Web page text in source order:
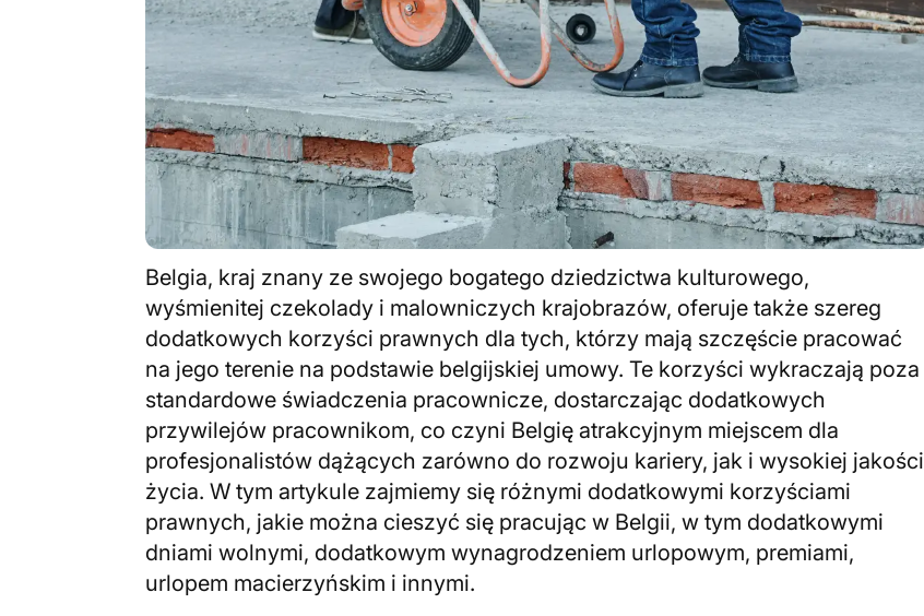
Belgia, kraj znany ze swojego bogatego dziedzictwa kulturowego,
wyśmienitej czekolady i malowniczych krajobrazów, oferuje także szereg
dodatkowych korzyści prawnych dla tych, którzy mają szczęście pracować
na jego terenie na podstawie belgijskiej umowy. Te korzyści wykraczają poza
standardowe świadczenia pracownicze, dostarczając dodatkowych
przywilejów pracownikom, co czyni Belgię atrakcyjnym miejscem dla
profesjonalistów dążących zarówno do rozwoju kariery, jak i wysokiej jakości
życia. W tym artykule zajmiemy się różnymi dodatkowymi korzyściami
prawnych, jakie można cieszyć się pracując w Belgii, w tym dodatkowymi
dniami wolnymi, dodatkowym wynagrodzeniem urlopowym, premiami,
urlopem macierzyńskim i innymi.